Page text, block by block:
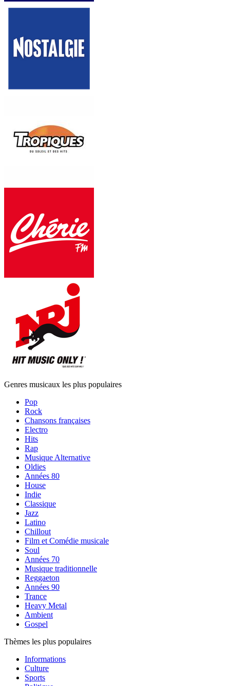
Genres musicaux les plus populaires
Pop
Rock
Chansons françaises
Electro
Hits
Rap
Musique Alternative
Oldies
Années 80
House
Indie
Classique
Jazz
Latino
Chillout
Film et Comédie musicale
Soul
Années 70
Musique traditionnelle
Reggaeton
Années 90
Trance
Heavy Metal
Ambient
Gospel
Thèmes les plus populaires
Informations
Culture
Sports